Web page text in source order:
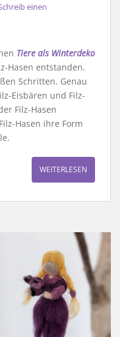
einen
Tiere als Winterdeko
Hasen entstanden.
Schritten. Genau
Eisbären und Filz-
Filz-Hasen
Hasen ihre Form
WEITERLESEN